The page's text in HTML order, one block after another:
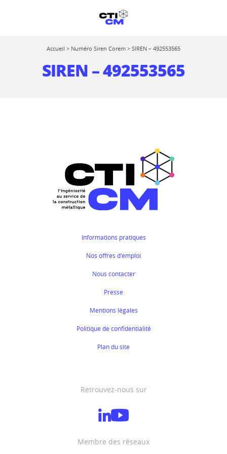
Accueil > Numéro Siren Corem > SIREN – 492553565
SIREN – 492553565
Informations pratiques
Nos offres d'emploi
Nous contacter
Presse
Mentions légales
Politique de confidentialité
Plan du site
Retrouvez-nous sur
Membre des réseaux